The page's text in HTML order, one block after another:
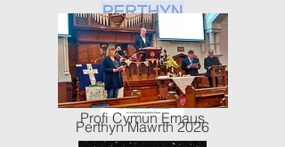
Perthyn Mawrth 2026
Profi Cymun Emaus